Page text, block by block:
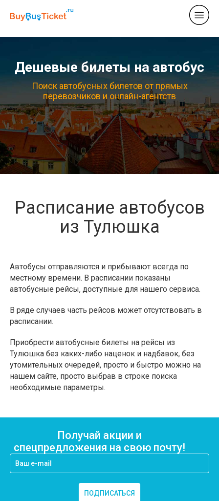
Дешевые билеты на автобус
Поиск автобусных билетов от прямых
перевозчиков и онлайн-агентств
Расписание автобусов
из Тулюшка
Автобусы отправляются и прибывают всегда по
местному времени. В расписании показаны
автобусные рейсы, доступные для нашего сервиса.
В ряде случаев часть рейсов может отсутствовать в
расписании.
Приобрести автобусные билеты на рейсы из
Тулюшка без каких-либо наценок и надбавок, без
утомительных очередей, просто и быстро можно на
нашем сайте, просто выбрав в строке поиска
необходимые параметры.
Получай акции и
спецпредложения на свою почту!
ПОДПИСАТЬСЯ